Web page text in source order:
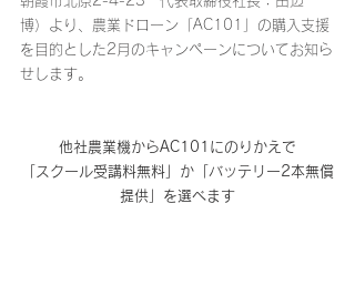
博）より、農業ドローン「AC101」の購入支援
を目的とした2月のキャンペーンについてお知ら
せします。
他社農業機からAC101にのりかえで
「スクール受講料無料」か「バッテリー2本無償
提供」を選べます